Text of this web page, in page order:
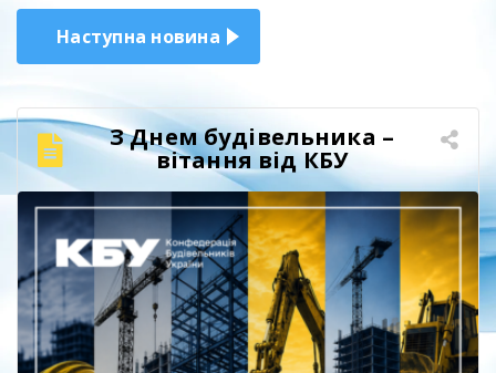
Наступна новина
З Днем будівельника –
вітання від КБУ